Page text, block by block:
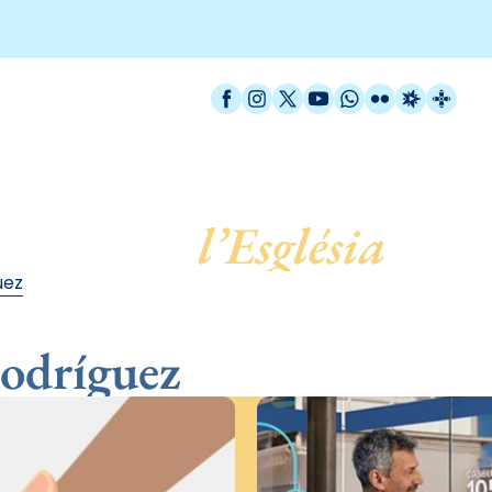
Facebook
Instagram
X / Twitter
YouTube
WhatsApp
FlickrRadio
l’Església